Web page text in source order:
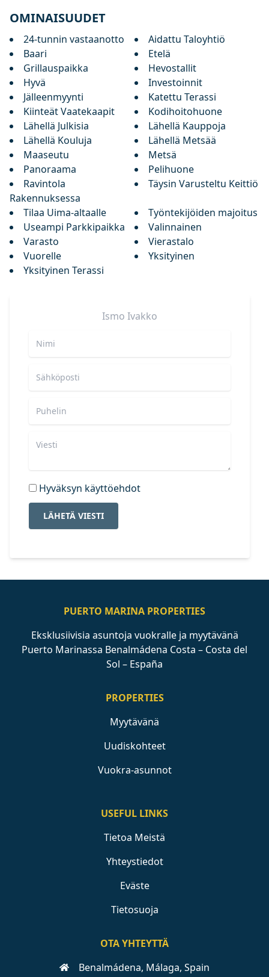
OMINAISUUDET
24-tunnin vastaanotto
Aidattu Taloyhtiö
Baari
Etelä
Grillauspaikka
Hevostallit
Hyvä
Investoinnit
Jälleenmyynti
Katettu Terassi
Kiinteät Vaatekaapit
Kodihoitohuone
Lähellä Julkisia
Lähellä Kauppoja
Lähellä Kouluja
Lähellä Metsää
Maaseutu
Metsä
Panoraama
Pelihuone
Ravintola
Rakennuksessa
Täysin Varusteltu Keittiö
Tilaa Uima-altaalle
Työntekijöiden majoitus
Useampi Parkkipaikka
Valinnainen
Varasto
Vierastalo
Vuorelle
Yksityinen
Yksityinen Terassi
Ismo Ivakko
Hyväksyn käyttöehdot
LÄHETÄ VIESTI
PUERTO MARINA PROPERTIES
Eksklusiivisia asuntoja vuokralle ja myytävänä
Puerto Marinassa Benalmádena Costa – Costa del
Sol – España
PROPERTIES
Myytävänä
Uudiskohteet
Vuokra-asunnot
USEFUL LINKS
Tietoa Meistä
Yhteystiedot
Eväste
Tietosuoja
OTA YHTEYTTÄ
Benalmádena, Málaga, Spain